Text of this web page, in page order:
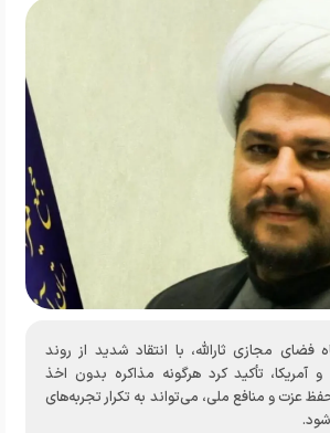
فضای مجازی ثارالله، با انتقاد شدید از روند
و آمریکا، تأکید کرد هرگونه مذاکره بدون اخذ
عزت و منافع ملی، می‌تواند به تکرار تجربه‌های